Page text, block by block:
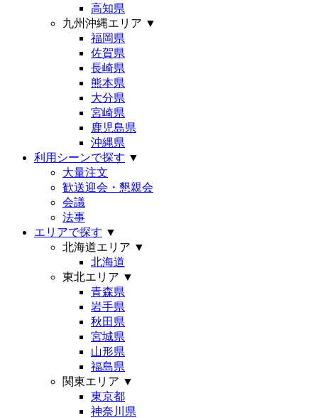
高知県
九州沖縄エリア ▼
福岡県
佐賀県
長崎県
熊本県
大分県
宮崎県
鹿児島県
沖縄県
利用シーンで探す ▼
大量注文
歓送迎会・懇親会
会議
法事
エリアで探す ▼
北海道エリア ▼
北海道
東北エリア ▼
青森県
岩手県
秋田県
宮城県
山形県
福島県
関東エリア ▼
東京都
神奈川県